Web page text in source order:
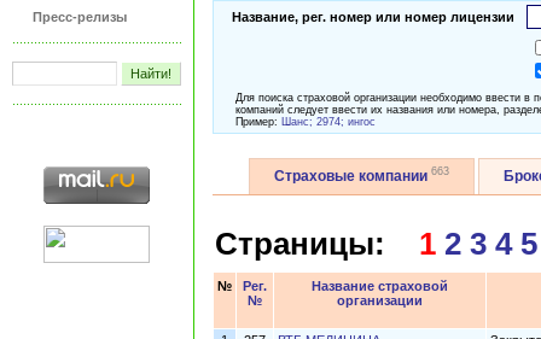
Пресс-релизы
Название, рег. номер или номер лицензии
Для поиска страховой организации необходимо ввести
компаний следует ввести их названия или номера,
Пример: Шанс; 2974; ингос
Страховые компании 663
Страницы: 1 2 3 4 5
№
Рег.
№
Название страховой
организации